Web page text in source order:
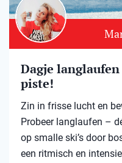
Dagje
piste!
Zin in frisse lucht en
Probeer langlaufen –
op smalle ski’s door
een ritmisch en